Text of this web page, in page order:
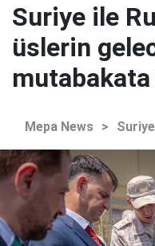
Suriye ile
üslerin
mutabakata
Mepa News > Suriye